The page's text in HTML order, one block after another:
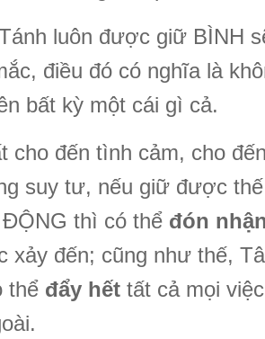
luôn được giữ BÌNH
điều đó có nghĩa là
bất kỳ một cái gì cả.
cho đến tình cảm, cho
suy tư, nếu giữ được
thì có thể đón
xảy đến; cũng như thế,
thể đẩy hết tất cả mọi